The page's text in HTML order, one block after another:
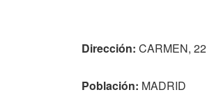
Dirección: CARMEN, 22
Población: MADRID